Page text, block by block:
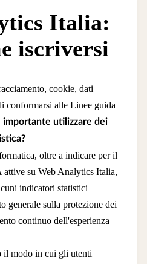
Italia:
iscriversi
cookie, dati
conformarsi alle Linee guida
importante utilizzare dei
oltre a indicare per il
attive su Web Analytics Italia,
indicatori statistici
generale sulla protezione dei
continuo dell'esperienza
il modo in cui gli utenti